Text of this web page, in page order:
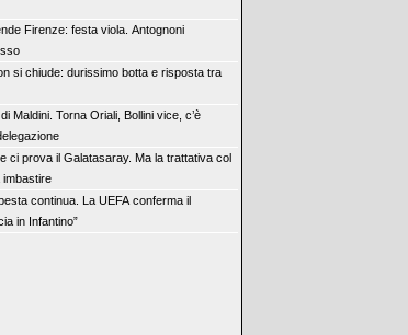
Firenze: festa viola. Antognoni
si chiude: durissimo botta e risposta tra
Maldini. Torna Oriali, Bollini vice, c’è
ci prova il Galatasaray. Ma la trattativa col
imbastire
continua. La UEFA conferma il
in Infantino”